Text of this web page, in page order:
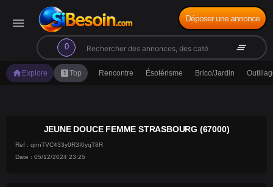
menu
0
search clear_all
Déposer une annonce
home Explore looks_oneTop Rencontre Ésotérisme Brico/Jardin
JEUNE DOUCE FEMME STRASBOURG (67000)
Ref : qnnTVC433y0R3I0yqT8R
Date : 05/12/2024 23:25